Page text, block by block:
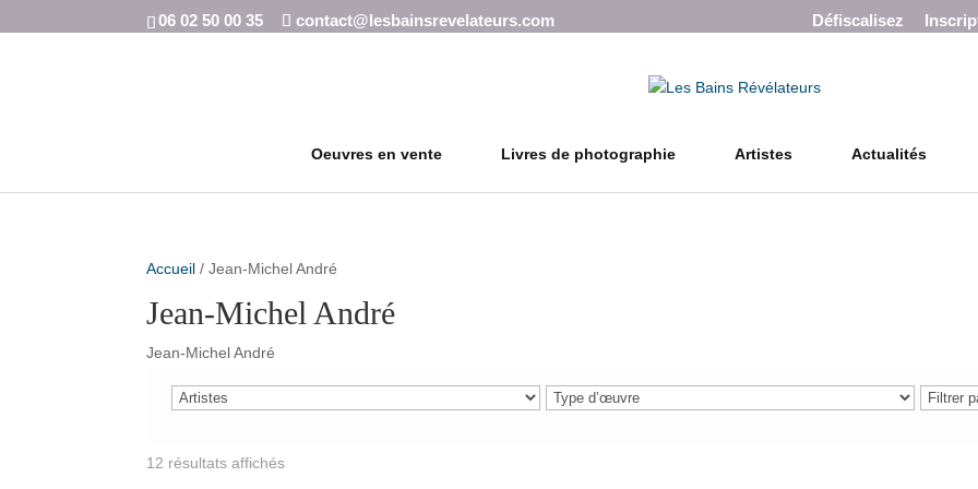
06 02 50 00 35 contact@lesbainsrevelateurs.com Défiscalisez
Oeuvres en vente Livres de photographie Artistes Actualités
Accueil / Jean-Michel André
Jean-Michel André
Jean-Michel André
12 résultats affichés